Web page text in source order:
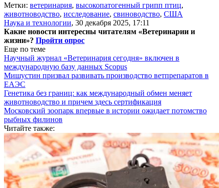
Метки: ветеринария, высокопатогенный грипп птиц,
животноводство, исследование, свиноводство, США
Наука и технологии, 30 декабря 2025, 17:11
Какие новости интересны читателям «Ветеринарии и
жизни»? Пройти опрос
Еще по теме
Научный журнал «Ветеринария сегодня» включен в
международную базу данных Scopus
Мишустин призвал развивать производство ветпрепаратов в
ЕАЭС
Генетика без границ: как международный обмен меняет
животноводство и причем здесь сертификация
Московский зоопарк впервые в истории ожидает потомство
рыбных филинов
Читайте также: